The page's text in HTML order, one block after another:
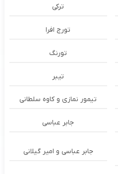
ترکی
تورج افرا
تورنگ
تیبر
تیمور نمازی و کاوه سلطانی
جابر عباسی
جابر عباسی و امیر گیلانی